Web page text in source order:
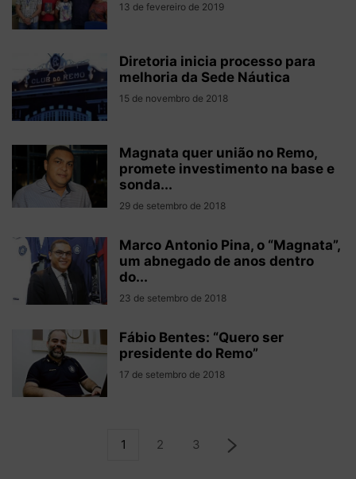
13 de fevereiro de 2019
Diretoria inicia processo para
melhoria da Sede Náutica
15 de novembro de 2018
Magnata quer união no Remo,
promete investimento na base e
sonda...
29 de setembro de 2018
Marco Antonio Pina, o “Magnata”,
um abnegado de anos dentro
do...
23 de setembro de 2018
Fábio Bentes: “Quero ser
presidente do Remo”
17 de setembro de 2018
1 2 3